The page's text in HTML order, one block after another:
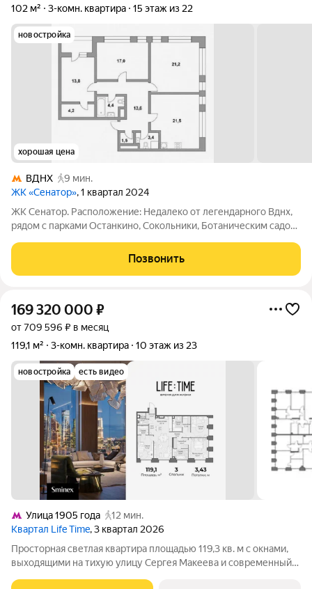
102 м² 3-комн. квартира 15 этаж из 22
новостройка
хорошая цена
ВДНХ
9 мин.
ЖК «Сенатор», 1 квартал 2024
ЖК Сенатор. Расположение: Недалеко от легендарного Вднх,
рядом с парками Останкино, Сокольники, Ботаническим садом.
метро Вднх 850 м, до центра 10 минут на автомобиле.
Удобный прямой выезд на
Позвонить
169 320 000 ₽
от 709 596 ₽ в месяц
119,1 м²
3-комн. квартира 10 этаж из 23
новостройка есть видео
Улица 1905 года
12 мин.
Квартал Life Time, 3 квартал 2026
Просторная светлая квартира площадью 119,3 кв. м с окнами,
выходящими на тихую улицу Сергея Макеева и современный